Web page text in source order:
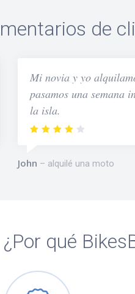
de
Mi novia y yo
pasamos una semana
la isla.
John alquilé una moto
¿Por qué